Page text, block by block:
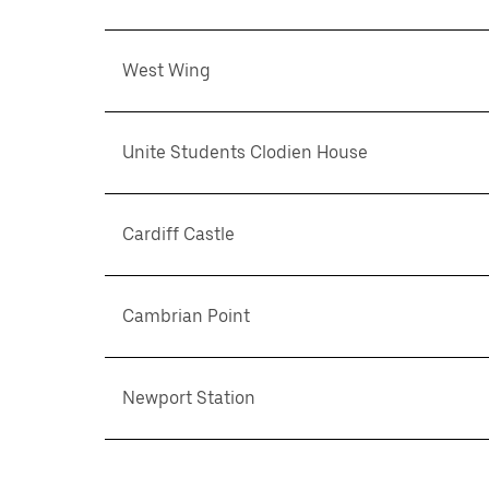
West Wing
Unite Students Clodien House
Cardiff Castle
Cambrian Point
Newport Station